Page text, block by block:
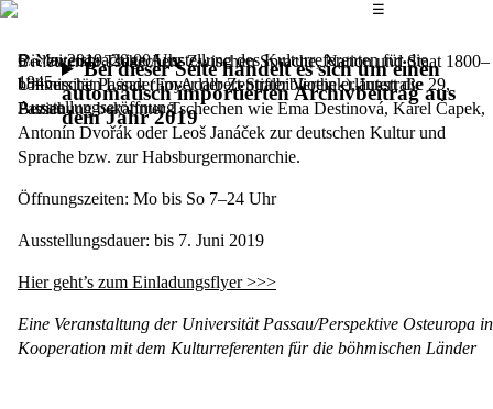
Das
☰
Bei dieser Seite handelt es sich um einen
automatisch importierten Archivbeitrag aus
dem Jahr 2019
Bedeutende Tschechen. Zwischen Sprache, Nation und Staat 1800–
1945
Ausstellungseröffnung
Die zweisprachige Ausstellung des Kulturreferenten für die
böhmischen Länder im Adalbert Stifter Verein erläutert die
Beziehung bekannter Tschechen wie Ema Destinová, Karel Čapek,
Antonín Dvořák oder Leoš Janáček zur deutschen Kultur und
Sprache bzw. zur Habsburgermonarchie.
Öffnungszeiten: Mo bis So 7–24 Uhr
Ausstellungsdauer: bis 7. Juni 2019
Hier geht’s zum Einladungsflyer >>>
Eine Veranstaltung der Universität Passau/Perspektive Osteuropa in
Kooperation mit dem Kulturreferenten für die böhmischen Länder
6. Mai 2019,20.00 Uhr
Universität Passau (Foyer der Zentralbibliothek), Innstraße 29,
Passau